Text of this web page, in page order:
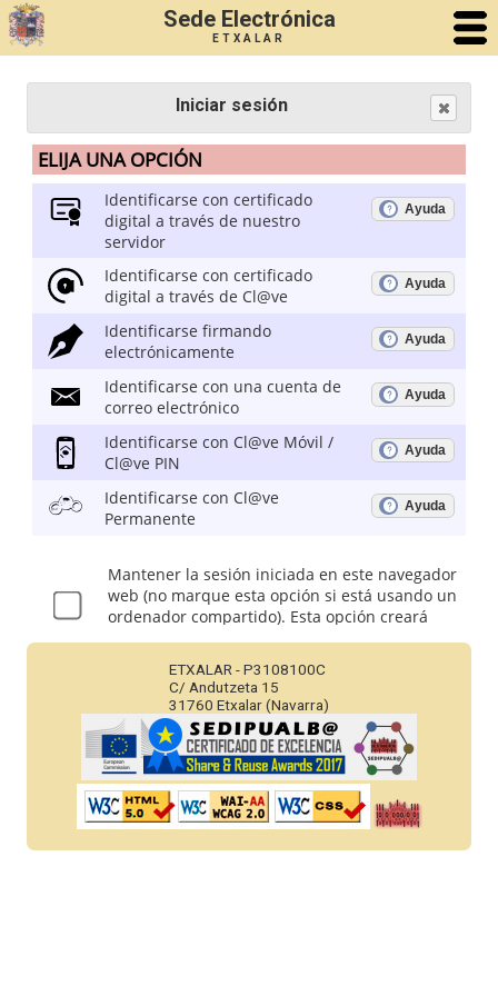
Sede Electrónica
ETXALAR
Iniciar sesión
ETXALAR - P3108100C
C/ Andutzeta 15
31760 Etxalar (Navarra)